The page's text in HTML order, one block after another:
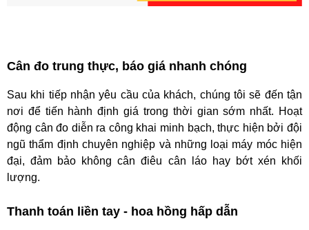
Cân đo trung thực, báo giá nhanh chóng
Sau khi tiếp nhận yêu cầu của khách, chúng tôi sẽ đến tận
nơi để tiến hành định giá trong thời gian sớm nhất. Hoạt
động cân đo diễn ra công khai minh bạch, thực hiện bởi đội
ngũ thẩm định chuyên nghiệp và những loại máy móc hiện
đại, đảm bảo không cân điêu cân láo hay bớt xén khối
lượng.
Thanh toán liền tay - hoa hồng hấp dẫn